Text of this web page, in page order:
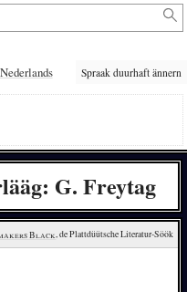
Nederlands Spraak duurhaft ännern
G. Freytag
Black, de Plattdüütsche Literatur-Söök